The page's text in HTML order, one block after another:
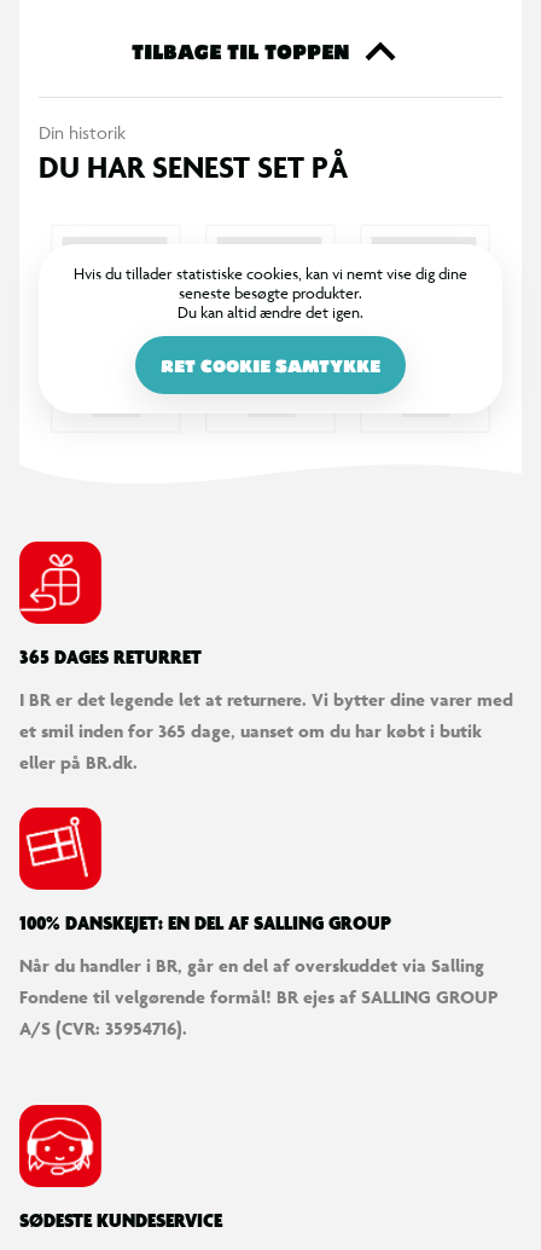
TILBAGE TIL TOPPEN
Din historik
DU HAR SENEST SET PÅ
Hvis du tillader statistiske cookies, kan vi nemt vise dig dine
seneste besøgte produkter.
Du kan altid ændre det igen.
RET COOKIE SAMTYKKE
365 DAGES RETURRET
I BR er det legende let at returnere. Vi bytter dine varer med
et smil inden for 365 dage, uanset om du har købt i butik
eller på BR.dk.
100% DANSKEJET: EN DEL AF SALLING GROUP
Når du handler i BR, går en del af overskuddet via Salling
Fondene til velgørende formål! BR ejes af SALLING GROUP
A/S (CVR: 35954716).
SØDESTE KUNDESERVICE